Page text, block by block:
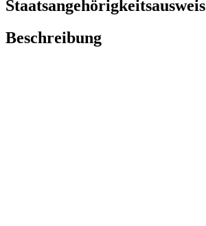
Staatsangehörigkeitsausweis
Beschreibung